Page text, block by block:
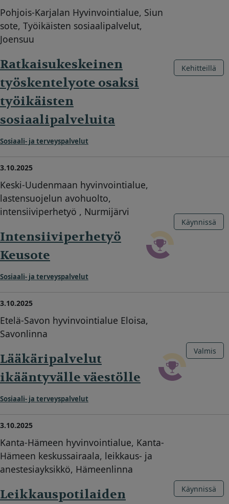
Pohjois-Karjalan Hyvinvointialue, Siun
sote, Työikäisten sosiaalipalvelut,
Joensuu
Ratkaisukeskeinen
työskentelyote osaksi
työikäisten
sosiaalipalveluita
Sosiaali- ja terveyspalvelut
Kehitteillä
3.10.2025
Keski-Uudenmaan hyvinvointialue,
lastensuojelun avohuolto,
intensiiviperhetyö , Nurmijärvi
Intensiiviperhetyö
Keusote
Sosiaali- ja terveyspalvelut
Käynnissä
3.10.2025
Etelä-Savon hyvinvointialue Eloisa,
Savonlinna
Lääkäripalvelut
ikääntyvälle väestölle
Sosiaali- ja terveyspalvelut
Valmis
3.10.2025
Kanta-Hämeen hyvinvointialue, Kanta-
Hämeen keskussairaala, leikkaus- ja
anestesiayksikkö, Hämeenlinna
Leikkauspotilaiden
Käynnissä